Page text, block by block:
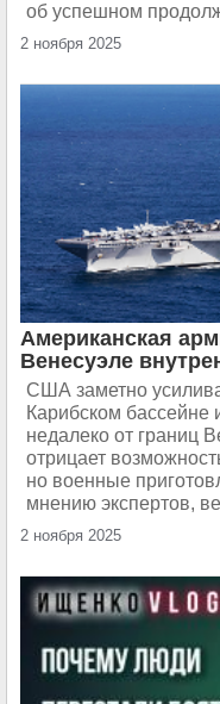
об успешном
2 ноября 2025
Американская
Венесуэле
США заметно
Карибском бассейне
недалеко от границ
отрицает
но военные
мнению экспертов,
2 ноября 2025